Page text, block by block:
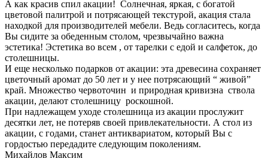
А как красив спил акации! Солнечная, яркая, с богатой
цветовой палитрой и потрясающей текстурой, акация стала
находкой для производителей мебели. Ведь согласитесь, когда
Вы сидите за обеденным столом, чрезвычайно важна
эстетика! Эстетика во всем , от тарелки с едой и салфеток, до
столешницы.
И еще несколько подарков от акации: эта древесина сохраняет
цветочный аромат до 50 лет и у нее потрясающий “ живой”
край. Множество червоточин и природная кривизна ствола
акации, делают столешницу роскошной.
При надлежащем уходе столешница из акации прослужит
десятки лет, не потеряв своей привлекательности. А стол из
акации, с годами, станет антиквариатом, который Вы с
гордостью передадите следующим поколениям.
Михайлов Максим